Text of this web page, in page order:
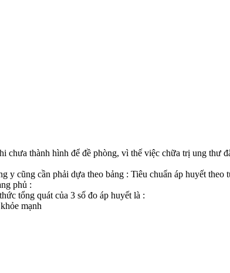
thành hình để đề phòng, vì thế việc chữa trị ung thư
y cũng cần phải dựa theo bảng : Tiêu chuẩn áp huyết
phủ :
tổng quát của 3 số đo áp huyết là :
mạnh